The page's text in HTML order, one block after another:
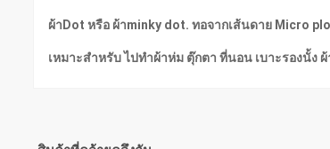
ผ้าDot หรือ ผ้าminky dot. ทอจากเส้นดาย Micro
เหมาะสำหรับ ไปทำผ้าห่ม ตุ๊กตา ที่นอน เบาะรองนั้